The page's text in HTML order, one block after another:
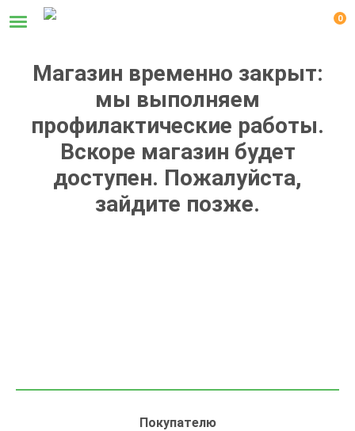
0
Магазин временно закрыт:
мы выполняем
профилактические работы.
Вскоре магазин будет
доступен. Пожалуйста,
зайдите позже.
Покупателю